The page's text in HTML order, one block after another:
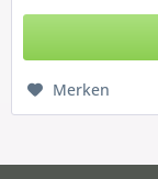
Merken